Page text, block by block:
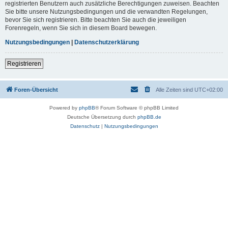
registrierten Benutzern auch zusätzliche Berechtigungen zuweisen. Beachten
Sie bitte unsere Nutzungsbedingungen und die verwandten Regelungen,
bevor Sie sich registrieren. Bitte beachten Sie auch die jeweiligen
Forenregeln, wenn Sie sich in diesem Board bewegen.
Nutzungsbedingungen | Datenschutzerklärung
Registrieren
Foren-Übersicht Alle Zeiten sind UTC+02:00
Powered by phpBB® Forum Software © phpBB Limited
Deutsche Übersetzung durch phpBB.de
Datenschutz| Nutzungsbedingungen